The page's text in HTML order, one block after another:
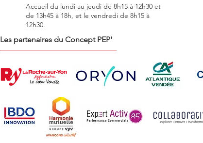
Accueil du lundi au jeudi de 8h15 à 12h30 et
de 13h45 à 18h, et le vendredi de 8h15 à
12h30.
Les partenaires du Concept PEP'